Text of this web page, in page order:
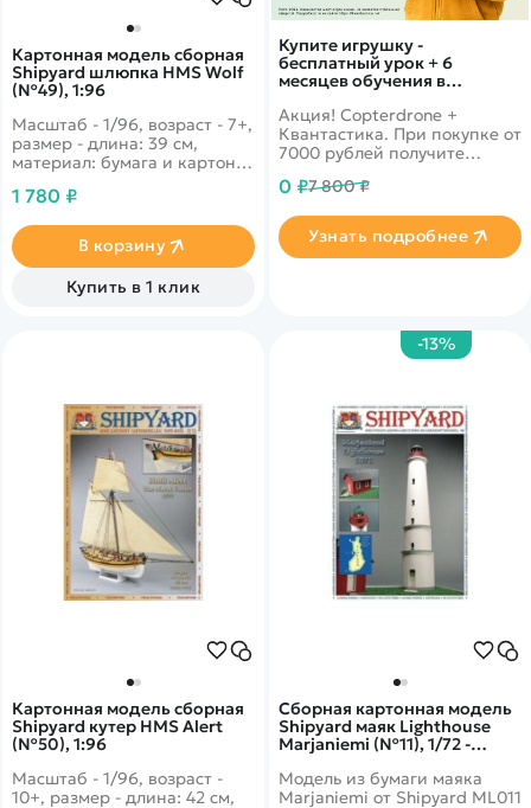
Купите игрушку -
бесплатный урок + 6
месяцев обучения в
Акция! Copterdrone +
Квантастика. При покупке от
7000 рублей получите
нашего партнера
0 ₽7 800 ₽
Узнать подробнее
Картонная модель сборная
Shipyard шлюпка HMS Wolf
(№49), 1:96
Масштаб - 1/96, возраст - 7+,
размер - длина: 39 см,
материал: бумага и картон.
из себя английский корабль
количеством мест для
гребли. Участвовала в
водных баталиях в конце
XVIII века.
1 780 ₽
В корзину
Купить в 1 клик
Картонная модель сборная
Shipyard кутер HMS Alert
(№50), 1:96
Масштаб - 1/96, возраст -
10+, размер - длина: 42 см,
-13%
Сборная картонная модель
Shipyard маяк Lighthouse
Marjaniemi (№11), 1/72 -
Модель из бумаги маяка
Marjaniemi от Shipyard ML011